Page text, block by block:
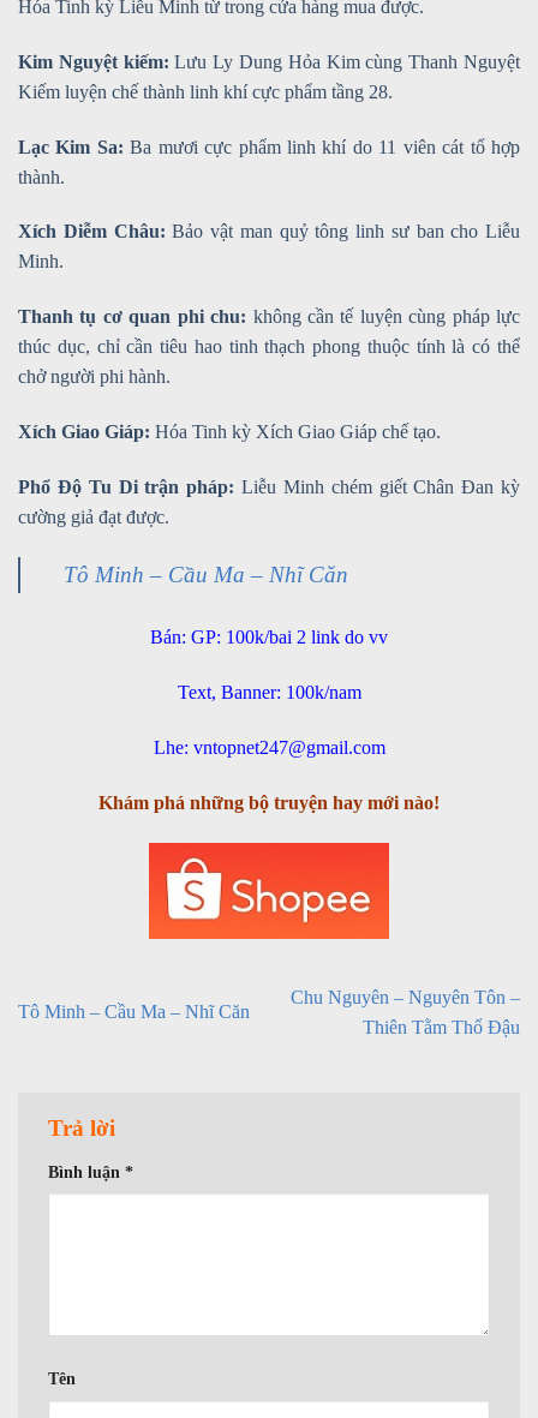
Hóa Tinh kỳ Liễu Minh từ trong cửa hàng mua được.
Kim Nguyệt kiếm: Lưu Ly Dung Hỏa Kim cùng Thanh Nguyệt
Kiếm luyện chế thành linh khí cực phẩm tầng 28.
Lạc Kim Sa: Ba mươi cực phẩm linh khí do 11 viên cát tổ hợp
thành.
Xích Diễm Châu: Bảo vật man quỷ tông linh sư ban cho Liễu
Minh.
Thanh tụ cơ quan phi chu: không cần tế luyện cùng pháp lực
thúc dục, chỉ cần tiêu hao tinh thạch phong thuộc tính là có thể
chở người phi hành.
Xích Giao Giáp: Hóa Tinh kỳ Xích Giao Giáp chế tạo.
Phổ Độ Tu Di trận pháp: Liễu Minh chém giết Chân Đan kỳ
cường giả đạt được.
Tô Minh – Cầu Ma – Nhĩ Căn
Bán: GP: 100k/bai 2 link do vv
Text, Banner: 100k/nam
Lhe: vntopnet247@gmail.com
Khám phá những bộ truyện hay mới nào!
Tô Minh – Cầu Ma – Nhĩ Căn
Chu Nguyên – Nguyên Tôn –
Thiên Tằm Thổ Đậu
Trả lời
Bình luận *
Tên